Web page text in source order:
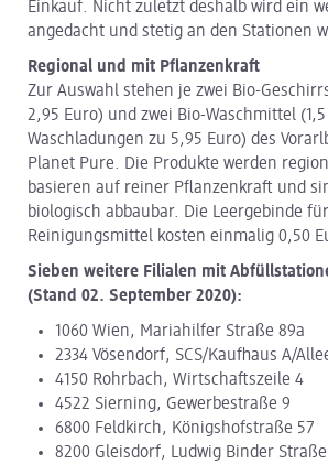
Einkauf. Nicht zuletzt deshalb wird ein
angedacht und stetig an den Stationen
Regional und mit Pflanzenkraft
Zur Auswahl stehen je zwei Bio-
2,95 Euro) und zwei Bio-Waschmittel
Waschladungen zu 5,95 Euro) des
Planet Pure. Die Produkte werden
basieren auf reiner Pflanzenkraft und
biologisch abbaubar. Die Leergebinde
Reinigungsmittel kosten einmalig 0,50
Sieben weitere Filialen mit
(Stand 02. September 2020):
1060 Wien, Mariahilfer Straße 89a
2334 Vösendorf, SCS/Kaufhaus A/
4150 Rohrbach, Wirtschaftszeile 4
4522 Sierning, Gewerbestraße 9
6800 Feldkirch, Königshofstraße 57
8200 Gleisdorf, Ludwig Binder